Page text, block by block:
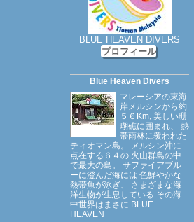
BLUE HEAVEN DIVERS
プロフィール
Blue Heaven Divers
マレーシアの東海
岸メルシンから約
５６Km, 美しい珊
瑚礁に囲まれ、 熱
帯雨林に覆われた
ティオマン島。 メルシン沖に
点在する６４の 火山群島の中
で最大の島。 サファイアブル
ーに澄んだ海には 色鮮やかな
熱帯魚が泳ぎ、 さまざまな海
洋生物が生息している その海
中世界はまさに BLUE
HEAVEN